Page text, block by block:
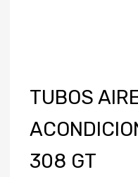
TUBOS
308 GT